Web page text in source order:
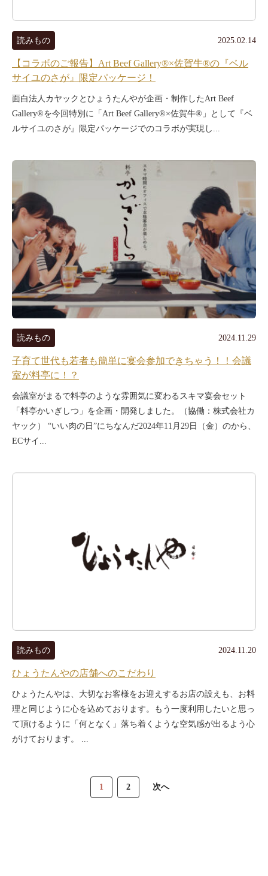
読みもの 2025.02.14
【コラボのご報告】Art Beef Gallery®×佐賀牛®の『ベル
サイユのさが』限定パッケージ！
面白法人カヤックとひょうたんやが企画・制作したArt Beef
Gallery®を今回特別に「Art Beef Gallery®×佐賀牛®」として『ベ
ルサイユのさが』限定パッケージでのコラボが実現し...
読みもの 2024.11.29
子育て世代も若者も簡単に宴会参加できちゃう！！会議
室が料亭に！？
会議室がまるで料亭のような雰囲気に変わるスキマ宴会セット
「料亭かいぎしつ」を企画・開発しました。（協働：株式会社カ
ヤック） “いい肉の日”にちなんだ2024年11月29日（金）のから、
ECサイ...
読みもの 2024.11.20
ひょうたんやの店舗へのこだわり
ひょうたんやは、大切なお客様をお迎えするお店の設えも、お料
理と同じように心を込めております。もう一度利用したいと思っ
て頂けるように「何となく」落ち着くような空気感が出るよう心
がけております。 ...
1 2 次へ